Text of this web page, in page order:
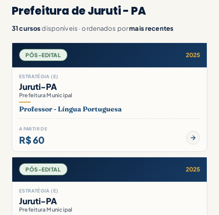
Prefeitura de Juruti - PA
31 cursosdisponíveis · ordenados pormais recentes
PÓS-EDITAL 2025
ESTRATÉGIA (E)
Juruti-PA
Prefeitura Municipal
Professor - Língua Portuguesa
A PARTIR DE
R$ 60
PÓS-EDITAL 2025
ESTRATÉGIA (E)
Juruti-PA
Prefeitura Municipal